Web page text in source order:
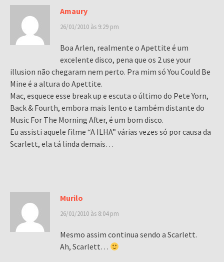
Amaury
26/01/2010 às 9:29 pm
Boa Arlen, realmente o Apettite é um
excelente disco, pena que os 2 use your
illusion não chegaram nem perto. Pra mim só You Could Be
Mine é a altura do Apettite.
Mac, esquece esse break up e escuta o último do Pete Yorn,
Back & Fourth, embora mais lento e também distante do
Music For The Morning After, é um bom disco.
Eu assisti aquele filme “A ILHA” várias vezes só por causa da
Scarlett, ela tá linda demais…
Murilo
26/01/2010 às 8:04 pm
Mesmo assim continua sendo a Scarlett.
Ah, Scarlett…